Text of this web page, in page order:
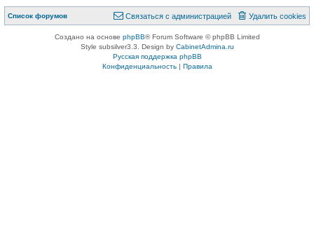
Список форумов Удалить cookies
Связаться с администрацией
Создано на основе phpBB® Forum Software © phpBB Limited
Style subsilver3.3. Design by CabinetAdmina.ru
Русская поддержка phpBB
Конфиденциальность| Правила